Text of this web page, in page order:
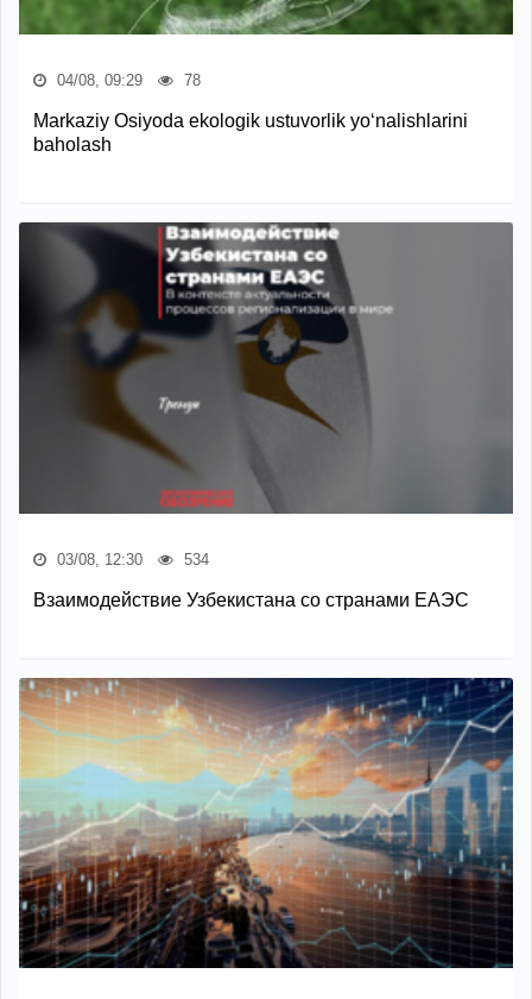
04/08, 09:29 78
Markaziy Osiyoda ekologik ustuvorlik yo‘nalishlarini
baholash
03/08, 12:30 534
Взаимодействие Узбекистана со странами ЕАЭС